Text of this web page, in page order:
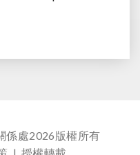
係處2026版權所有